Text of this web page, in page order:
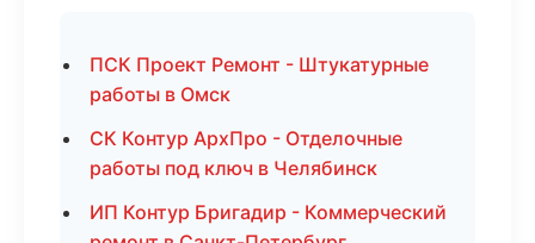
ПСК Проект Ремонт - Штукатурные
работы в Омск
СК Контур АрхПро - Отделочные
работы под ключ в Челябинск
ИП Контур Бригадир - Коммерческий